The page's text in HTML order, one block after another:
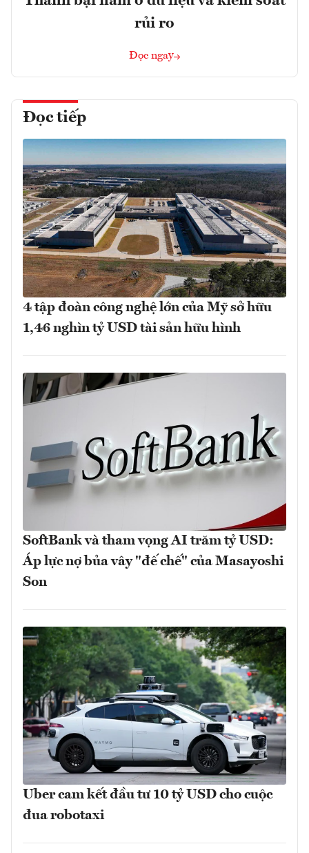
rủi ro
Đọc ngay
Đọc tiếp
4 tập đoàn công nghệ lớn của Mỹ sở hữu
1,46 nghìn tỷ USD tài sản hữu hình
SoftBank và tham vọng AI trăm tỷ USD:
Áp lực nợ bủa vây "đế chế" của Masayoshi
Son
Uber cam kết đầu tư 10 tỷ USD cho cuộc
đua robotaxi